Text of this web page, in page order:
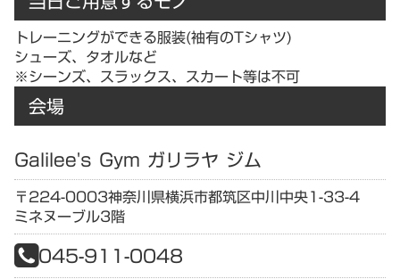
トレーニングができる服装(袖有のTシャツ)
シューズ、タオルなど
※シーンズ、スラックス、スカート等は不可
会場
Galilee's Gym ガリラヤ ジム
〒224-0003神奈川県横浜市都筑区中川中央1-33-4
ミネヌーブル3階
045-911-0048